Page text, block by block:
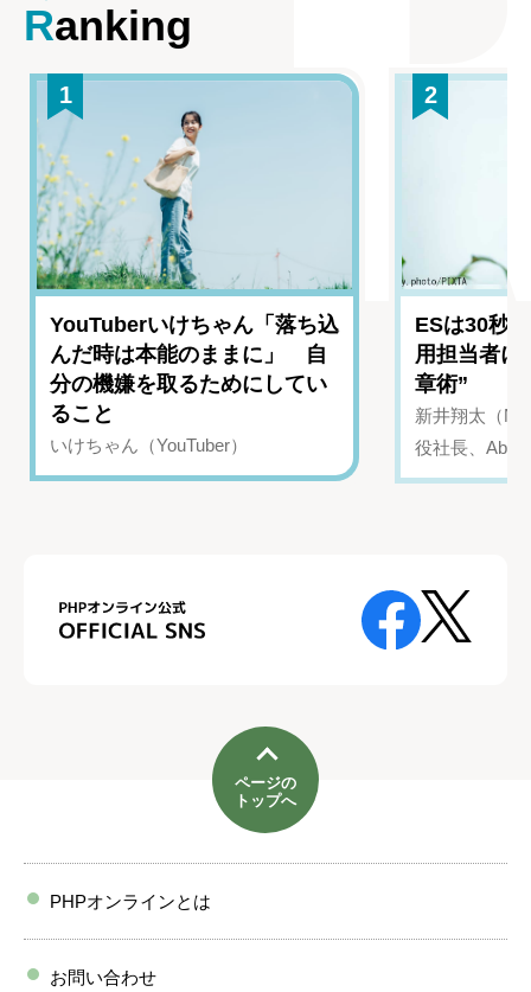
Ranking
1
YouTuberいけちゃん「落ち込
んだ時は本能のままに」 自
分の機嫌を取るためにしてい
ること
いけちゃん（YouTuber）
2
ESは30秒
用担当者に
章術”
新井翔太（
役社長、
ページの
トップへ
PHPオンラインとは
お問い合わせ